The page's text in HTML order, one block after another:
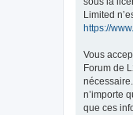
Limited
https://
Vous
Forum de
n’importe
que ces